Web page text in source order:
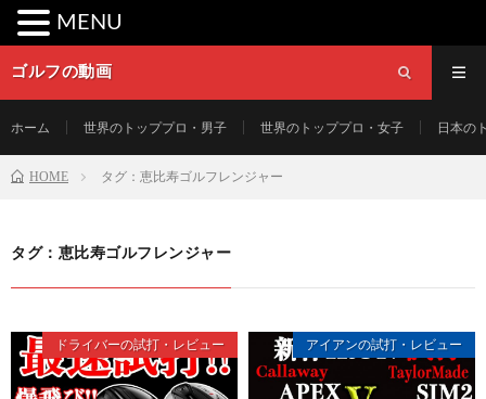
ゴルフの動画
ホーム 世界のトッププロ・男子 世界のトッププロ・女子 日本の
HOME タグ：恵比寿ゴルフレンジャー
タグ：恵比寿ゴルフレンジャー
ドライバーの試打・レビュー アイアンの試打・レビュー
MENU